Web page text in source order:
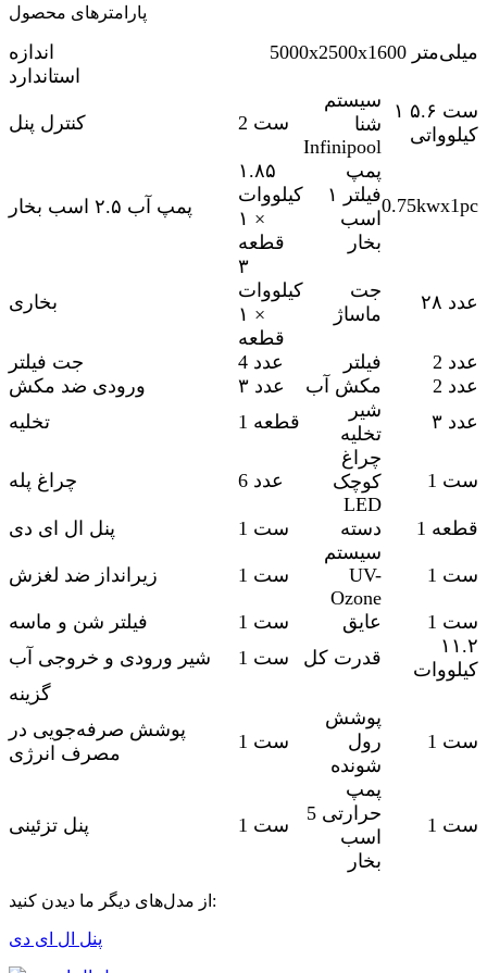
پارامترهای محصول
اندازه
5000x2500x1600 میلی‌متر
استاندارد
کنترل پنل 2 ست
سیستم
شنا
Infinipool
۱ ست ۵.۶
کیلوواتی
پمپ آب ۲.۵ اسب بخار
۱.۸۵
کیلووات
× ۱
قطعه
پمپ
فیلتر ۱
اسب
بخار
0.75kwx1pc
بخاری
۳
کیلووات
× ۱
قطعه
جت
ماساژ
۲۸ عدد
جت فیلتر 4 عدد فیلتر
2 عدد
ورودی ضد مکش
۳ عدد مکش آب
2 عدد
تخلیه
1 قطعه
شیر
تخلیه
۳ عدد
چراغ پله 6 عدد
چراغ
کوچک
LED
1 ست
پنل ال ای دی 1 ست دسته 1 قطعه
زیرانداز ضد لغزش 1 ست
سیستم
UV-
Ozone
1 ست
فیلتر شن و ماسه 1 ست عایق
1 ست
شیر ورودی و خروجی آب
1 ست قدرت کل
۱۱.۲
کیلووات
گزینه
پوشش صرفه‌جویی در
مصرف انرژی
1 ست
پوشش
رول
شونده
1 ست
پنل تزئینی 1 ست
پمپ
حرارتی 5
اسب
بخار
1 ست
از مدل‌های دیگر ما دیدن کنید:
پنل ال ای دی